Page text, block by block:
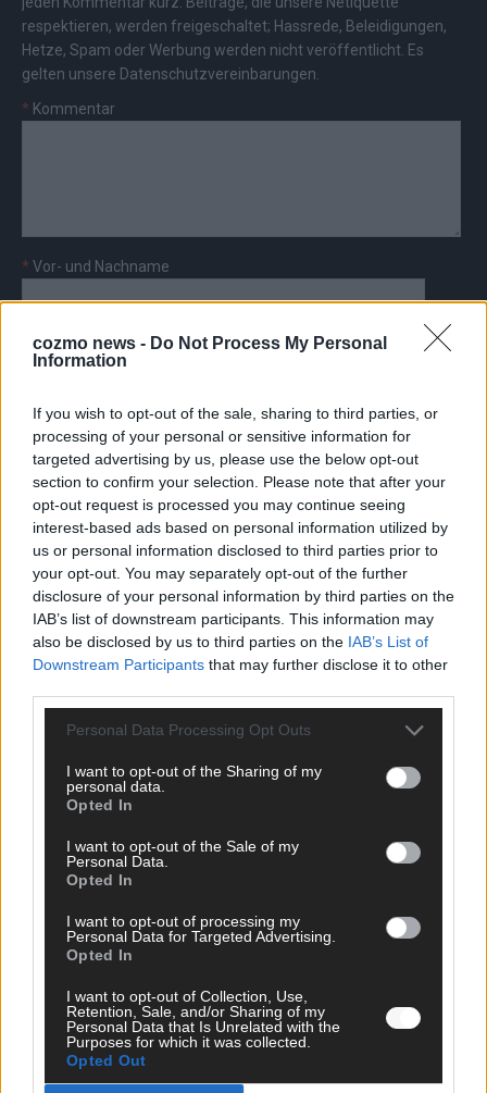
cozmo news - Do Not Process My Personal
Information
If you wish to opt-out of the sale, sharing to third parties, or
processing of your personal or sensitive information for
targeted advertising by us, please use the below opt-out
section to confirm your selection. Please note that after your
opt-out request is processed you may continue seeing
interest-based ads based on personal information utilized by
us or personal information disclosed to third parties prior to
your opt-out. You may separately opt-out of the further
disclosure of your personal information by third parties on the
IAB’s list of downstream participants. This information may
also be disclosed by us to third parties on the IAB’s List of
Downstream Participants that may further disclose it to other
Personal Data Processing Opt Outs
I want to opt-out of the Sharing of my
personal data.
Opted In
I want to opt-out of the Sale of my
Personal Data.
Opted In
I want to opt-out of processing my
Personal Data for Targeted Advertising.
Opted In
I want to opt-out of Collection, Use,
Retention, Sale, and/or Sharing of my
Personal Data that Is Unrelated with the
Purposes for which it was collected.
Opted Out
respektieren, werden freigeschaltet; Hassrede, Beleidigungen,
Hetze, Spam oder Werbung werden nicht veröffentlicht. Es
gelten unsere Datenschutzvereinbarungen
* Kommentar
* Vor- und Nachname
AD
FOLGE UNS BEI FACEBOOK
MEDIATHEK
Germany’s Next Topmodel: Sensation! Klaas Heufer-
Umlauf verpasst Magdalena einen neuen Look!
Germany’s Next Topmodel: Heidi lässt die Puppen
tanzen: Wer überzeugt beim Puppet-Walk?
The Voice Kids: Howdy, Cowgirl: Neila bringt mit
Country-Musik Schwung in die Hütte!
The Masked Singer: Muhh-tastisch! Muuhnika berührt
mit Scorpions-Klassiker „Still Loving You“